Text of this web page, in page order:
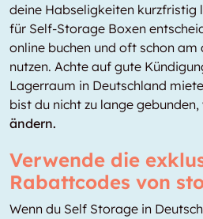
deine Habseligkeiten kurzfristig
für Self-Storage Boxen
online buchen und oft schon
nutzen. Achte auf gute
Lagerraum in Deutschland
bist du nicht zu lange gebunden,
ändern.
Verwende die
Rabattcodes von
Wenn du Self Storage in